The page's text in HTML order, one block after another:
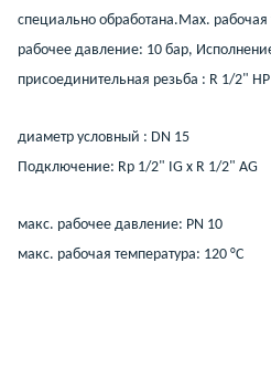
специально обработана.Max. рабочая
рабочее давление: 10 бар,
присоединительная резьба : R 1/2"
диаметр условный : DN 15
Подключение: Rp 1/2" IG x R 1/2" AG
макс. рабочее давление: PN 10
макс. рабочая температура: 120 °C